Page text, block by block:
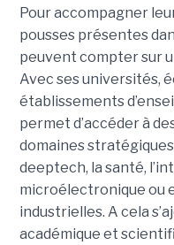
Pour accompagner
pousses présentes
peuvent compter sur
Avec ses universités,
établissements
permet d’accéder à
domaines
deeptech, la santé,
microélectronique ou
industrielles. A cela
académique et